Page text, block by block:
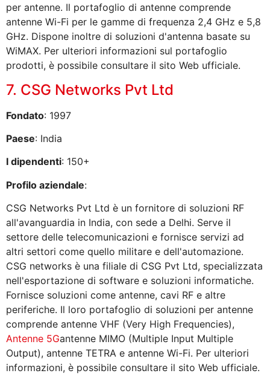
per antenne. Il portafoglio di antenne comprende
antenne Wi-Fi per le gamme di frequenza 2,4 GHz e 5,8
GHz. Dispone inoltre di soluzioni d'antenna basate su
WiMAX. Per ulteriori informazioni sul portafoglio
prodotti, è possibile consultare il sito Web ufficiale.
7. CSG Networks Pvt Ltd
Fondato: 1997
Paese: India
I dipendenti: 150+
Profilo aziendale:
CSG Networks Pvt Ltd è un fornitore di soluzioni RF
all'avanguardia in India, con sede a Delhi. Serve il
settore delle telecomunicazioni e fornisce servizi ad
altri settori come quello militare e dell'automazione.
CSG networks è una filiale di CSG Pvt Ltd, specializzata
nell'esportazione di software e soluzioni informatiche.
Fornisce soluzioni come antenne, cavi RF e altre
periferiche. Il loro portafoglio di soluzioni per antenne
comprende antenne VHF (Very High Frequencies),
Antenne 5Gantenne MIMO (Multiple Input Multiple
Output), antenne TETRA e antenne Wi-Fi. Per ulteriori
informazioni, è possibile consultare il sito Web ufficiale.